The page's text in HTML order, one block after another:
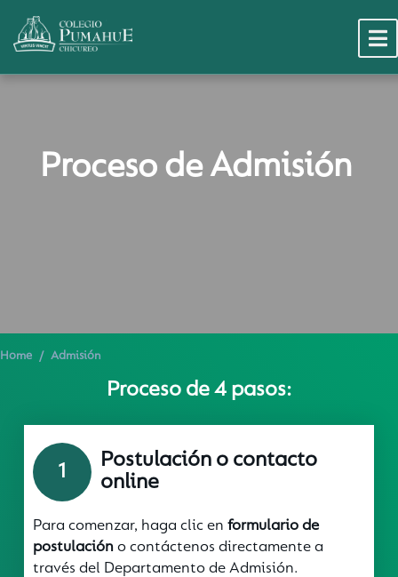
Proceso de Admisión
Home Admisión
Proceso de 4 pasos:
1
Postulación o contacto
online
Para comenzar, haga clic en formulario de
postulación o contáctenos directamente a
través del Departamento de Admisión.